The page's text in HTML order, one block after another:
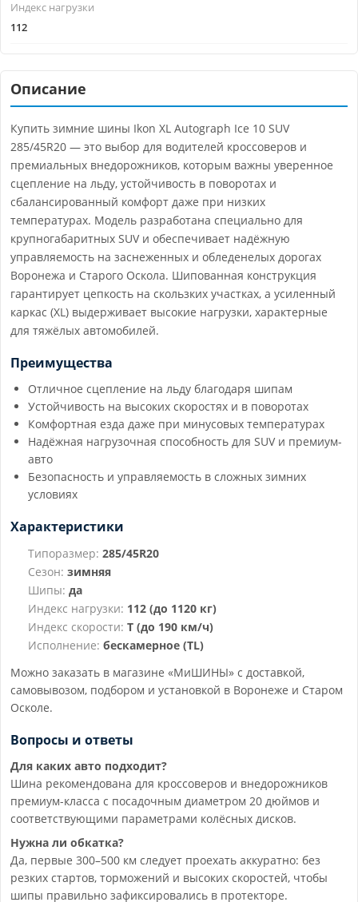
Индекс нагрузки
112
Описание
Купить зимние шины Ikon XL Autograph Ice 10 SUV
285/45R20 — это выбор для водителей кроссоверов и
премиальных внедорожников, которым важны уверенное
сцепление на льду, устойчивость в поворотах и
сбалансированный комфорт даже при низких
температурах. Модель разработана специально для
крупногабаритных SUV и обеспечивает надёжную
управляемость на заснеженных и обледенелых дорогах
Воронежа и Старого Оскола. Шипованная конструкция
гарантирует цепкость на скользких участках, а усиленный
каркас (XL) выдерживает высокие нагрузки, характерные
для тяжёлых автомобилей.
Преимущества
Отличное сцепление на льду благодаря шипам
Устойчивость на высоких скоростях и в поворотах
Комфортная езда даже при минусовых температурах
Надёжная нагрузочная способность для SUV и премиум-
авто
Безопасность и управляемость в сложных зимних
условиях
Характеристики
Типоразмер: 285/45R20
Сезон: зимняя
Шипы: да
Индекс нагрузки: 112 (до 1120 кг)
Индекс скорости: T (до 190 км/ч)
Исполнение: бескамерное (TL)
Можно заказать в магазине «МиШИНЫ» с доставкой,
самовывозом, подбором и установкой в Воронеже и Старом
Осколе.
Вопросы и ответы
Для каких авто подходит?
Шина рекомендована для кроссоверов и внедорожников
премиум-класса с посадочным диаметром 20 дюймов и
соответствующими параметрами колёсных дисков.
Нужна ли обкатка?
Да, первые 300–500 км следует проехать аккуратно: без
резких стартов, торможений и высоких скоростей, чтобы
шипы правильно зафиксировались в протекторе.